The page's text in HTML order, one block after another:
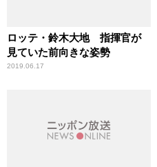
ロッテ・鈴木大地 指揮官が
見ていた前向きな姿勢
2019.06.17